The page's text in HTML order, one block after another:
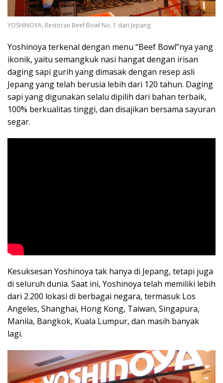
YOSHINOYA, Restoran Beef Bowl No. 1 dari Jepang
Yoshinoya terkenal dengan menu “Beef Bowl”nya yang
ikonik, yaitu semangkuk nasi hangat dengan irisan
daging sapi gurih yang dimasak dengan resep asli
Jepang yang telah berusia lebih dari 120 tahun. Daging
sapi yang digunakan selalu dipilih dari bahan terbaik,
100% berkualitas tinggi, dan disajikan bersama sayuran
segar.
Kesuksesan Yoshinoya tak hanya di Jepang, tetapi juga
di seluruh dunia. Saat ini, Yoshinoya telah memiliki lebih
dari 2.200 lokasi di berbagai negara, termasuk Los
Angeles, Shanghai, Hong Kong, Taiwan, Singapura,
Manila, Bangkok, Kuala Lumpur, dan masih banyak
lagi.